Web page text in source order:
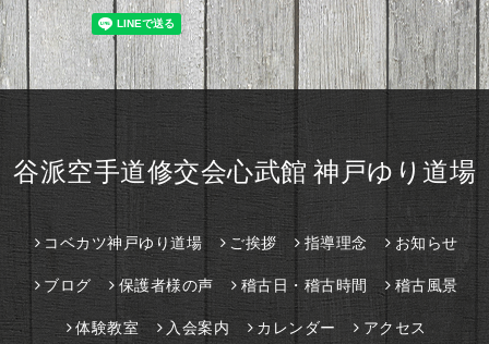
谷派空手道修交会心武館 神戸ゆり道場
コベカツ神戸ゆり道場 ご挨拶 指導理念 お知らせ
ブログ 保護者様の声 稽古日・稽古時間 稽古風景
体験教室 入会案内 カレンダー アクセス